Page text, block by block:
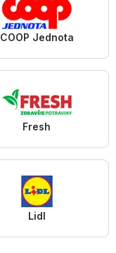
COOP Jednota
Fresh
Lidl